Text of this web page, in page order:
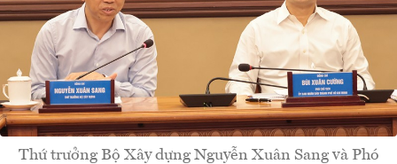
Thứ trưởng Bộ Xây dựng Nguyễn Xuân Sang và Phó